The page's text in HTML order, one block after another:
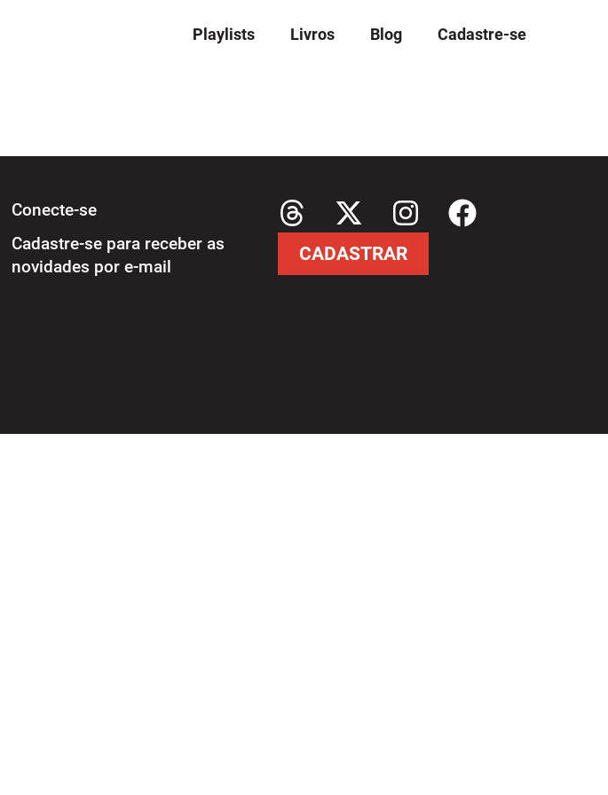
Playlists Livros Blog Cadastre-se
Conecte-se
Cadastre-se para receber as
novidades por e-mail
CADASTRAR